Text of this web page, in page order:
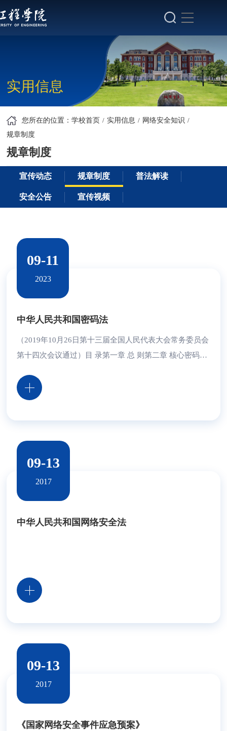
实用信息
您所在的位置：学校首页 实用信息
网络安全知识
规章制度
规章制度
宣传动态 规章制度 普法解读
安全公告 宣传视频
09-11
2023
中华人民共和国密码法
（2019年10月26日第十三届全国人民代表大会常务委员会
第十四次会议通过）目 录第一章 总 则第二章 核心密码、
一章 总 则第一条为了规范密码应用和管理，促进密码事
业发展，保障网络与信息安全，维护国家安全和社会公共
息等进行加密保护、安全认证的技术、产品和服务...
09-13
2017
中华人民共和国网络安全法
09-13
2017
《国家网络安全事件应急预案》